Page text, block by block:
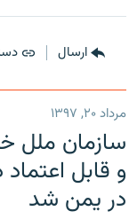
ارسال
مرداد ۲۰, ۱۳۹۷
سازمان ملل
و قابل
در یمن شد